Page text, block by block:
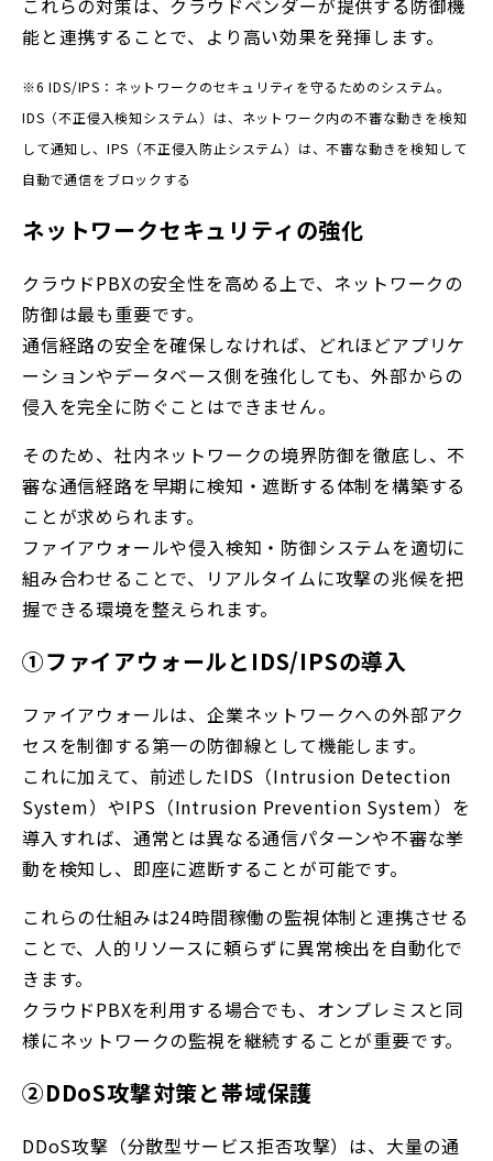
能と連携することで、より高い効果を発揮します。
※6 IDS/IPS：ネットワークのセキュリティを守るためのシステム。
IDS（不正侵入検知システム）は、ネットワーク内の不審な動きを検知
して通知し、IPS（不正侵入防止システム）は、不審な動きを検知して
自動で通信をブロックする
ネットワークセキュリティの強化
クラウドPBXの安全性を高める上で、ネットワークの
防御は最も重要です。
通信経路の安全を確保しなければ、どれほどアプリケ
ーションやデータベース側を強化しても、外部からの
侵入を完全に防ぐことはできません。
そのため、社内ネットワークの境界防御を徹底し、不
審な通信経路を早期に検知・遮断する体制を構築する
ことが求められます。
ファイアウォールや侵入検知・防御システムを適切に
組み合わせることで、リアルタイムに攻撃の兆候を把
握できる環境を整えられます。
①ファイアウォールとIDS/IPSの導入
ファイアウォールは、企業ネットワークへの外部アク
セスを制御する第一の防御線として機能します。
これに加えて、前述したIDS（Intrusion Detection
System）やIPS（Intrusion Prevention System）を
導入すれば、通常とは異なる通信パターンや不審な挙
動を検知し、即座に遮断することが可能です。
これらの仕組みは24時間稼働の監視体制と連携させる
ことで、人的リソースに頼らずに異常検出を自動化で
きます。
クラウドPBXを利用する場合でも、オンプレミスと同
様にネットワークの監視を継続することが重要です。
②DDoS攻撃対策と帯域保護
DDoS攻撃（分散型サービス拒否攻撃）は、大量の通